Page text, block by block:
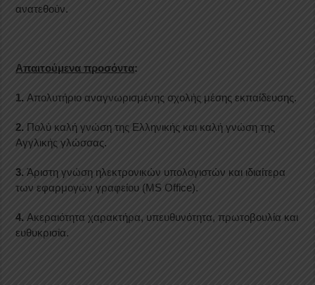
ανατεθούν.
Απαιτούμενα προσόντα:
1. Απολυτήριο αναγνωρισμένης σχολής μέσης εκπαίδευσης.
2. Πολύ καλή γνώση της Ελληνικής και καλή γνώση της
Αγγλικής γλώσσας.
3. Άριστη γνώση ηλεκτρονικών υπολογιστών και ιδιαίτερα
των εφαρμογών γραφείου (MS Office).
4. Ακεραιότητα χαρακτήρα, υπευθυνότητα, πρωτοβουλία και
ευθυκρισία.